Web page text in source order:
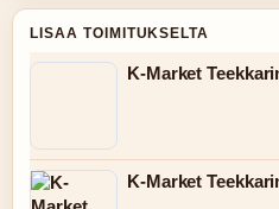
LISAA TOIMITUKSELTA
K-Market
K-Market